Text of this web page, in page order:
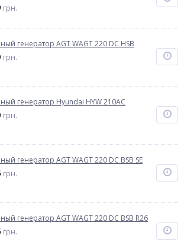
грн.
генератор AGT WAGT 220 DC HSB
грн.
генератор Hyundai HYW 210AC
грн.
генератор AGT WAGT 220 DC BSB SE
грн.
генератор AGT WAGT 220 DC BSB R26
грн.